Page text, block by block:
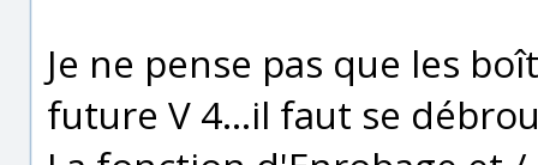
Je ne pense pas que les
future V 4...il faut se